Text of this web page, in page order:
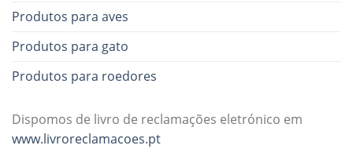
Produtos para aves
Produtos para gato
Produtos para roedores
Dispomos de livro de reclamações eletrónico em
www.livroreclamacoes.pt